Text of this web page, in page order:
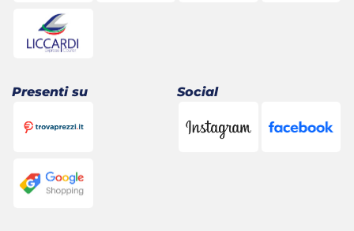
Presenti su Social